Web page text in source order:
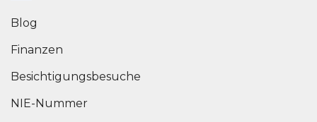
Blog
Finanzen
Besichtigungsbesuche
NIE-Nummer